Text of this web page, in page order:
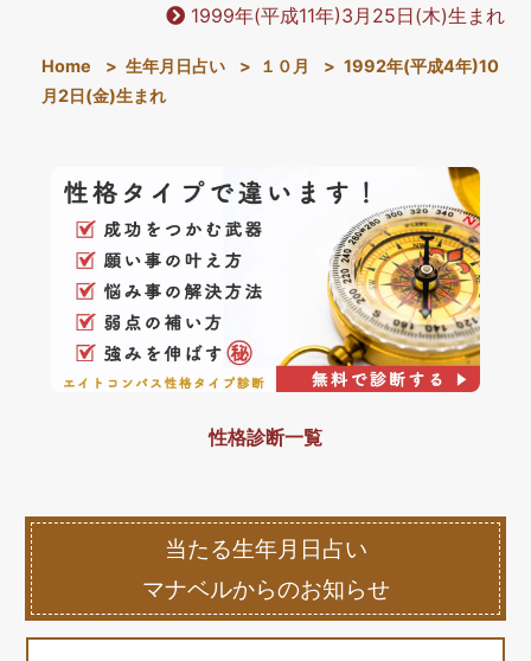
1999年(平成11年)3月25日(木)生まれ
Home > 生年月日占い > １０月 > 1992年(平成4年)10
月2日(金)生まれ
性格診断一覧
当たる生年月日占い
マナベルからのお知らせ